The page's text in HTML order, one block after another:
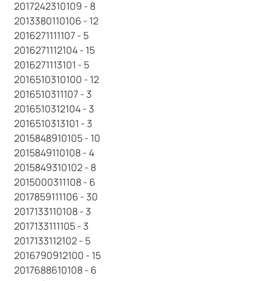
2017242310109 - 8
2013380110106 - 12
2016271111107 - 5
2016271112104 - 15
2016271113101 - 5
2016510310100 - 12
2016510311107 - 3
2016510312104 - 3
2016510313101 - 3
2015848910105 - 10
2015849110108 - 4
2015849310102 - 8
2015000311108 - 6
2017859111106 - 30
2017133110108 - 3
2017133111105 - 3
2017133112102 - 5
2016790912100 - 15
2017688610108 - 6